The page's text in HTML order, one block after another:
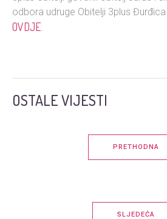
odbora udruge Obitelji 3plus
OVDJE
OSTALE VIJESTI
PRETHODNA
SLJEDEĆA